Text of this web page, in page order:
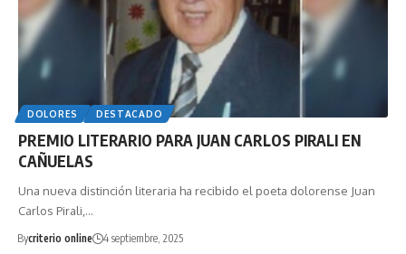
DOLORES DESTACADO
PREMIO LITERARIO PARA JUAN CARLOS PIRALI EN
CAÑUELAS
Una nueva distinción literaria ha recibido el poeta dolorense Juan
Carlos Pirali,…
Bycriterio online 4 septiembre, 2025